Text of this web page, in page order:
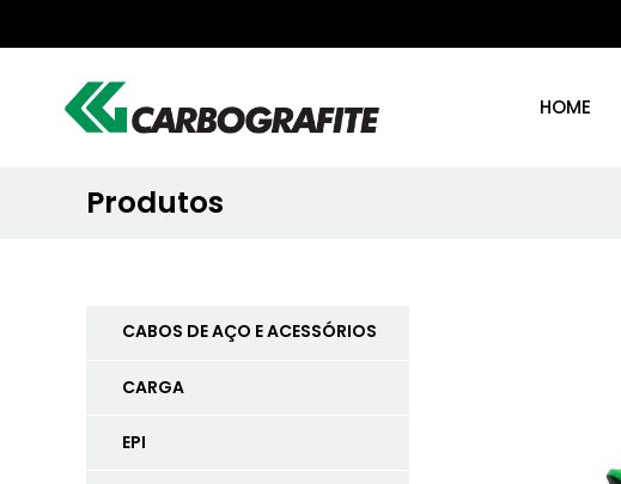
HOME
Produtos
CABOS DE AÇO E ACESSÓRIOS
CARGA
EPI